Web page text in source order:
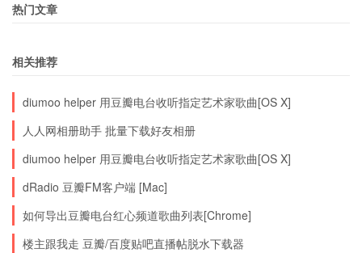
热门文章
相关推荐
diumoo helper 用豆瓣电台收听指定艺术家歌曲[OS X]
人人网相册助手 批量下载好友相册
diumoo helper 用豆瓣电台收听指定艺术家歌曲[OS X]
dRadio 豆瓣FM客户端 [Mac]
如何导出豆瓣电台红心频道歌曲列表[Chrome]
楼主跟我走 豆瓣/百度贴吧直播帖脱水下载器